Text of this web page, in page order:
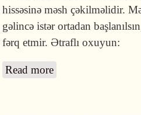
hissəsinə məsh çəkilməlidir.
gəlincə istər ortadan
fərq etmir. Ətraflı oxuyun:
Read more